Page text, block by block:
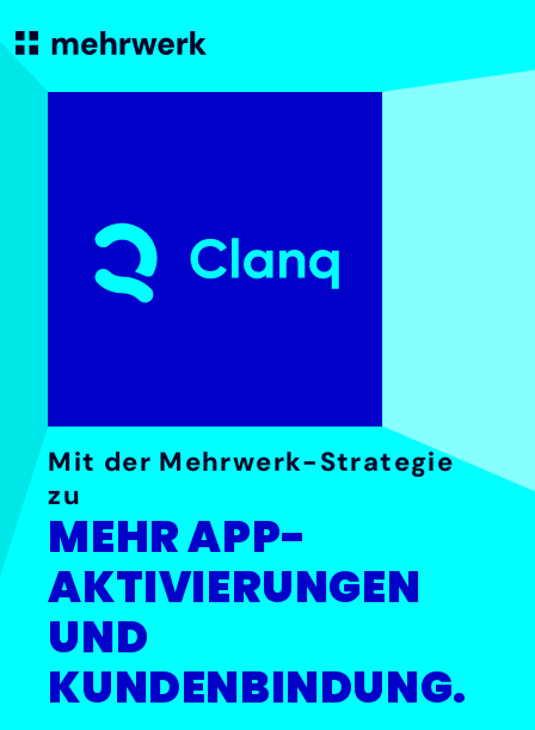
Mit der Mehrwerk-Strategie
zu
MEHR APP-
AKTIVIERUNGEN
UND
KUNDENBINDUNG.